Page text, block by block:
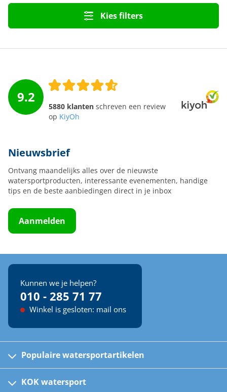
Kies filters
9.2
5880 klanten schreven een review
op KiyOh
Nieuwsbrief
Ontvang maandelijks alles over de nieuwste
watersportproducten, interessante evenementen, handige
tips en de beste aanbiedingen direct in je inbox
Aanmelden
Kunnen we je helpen?
010 - 285 71 77
Winkel is gesloten: mail ons
Populaire watersportartikelen
Kinder reddingsvesten
KOK watersport